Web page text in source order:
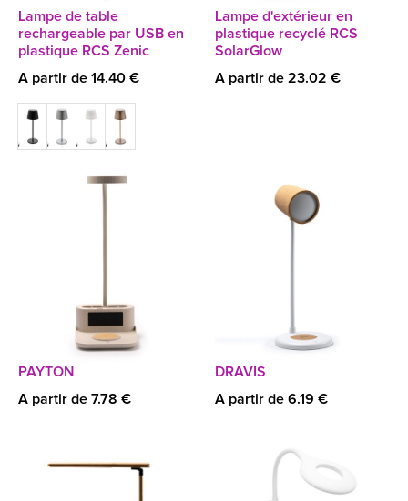
Lampe de table
rechargeable par USB en
plastique RCS Zenic
A partir de 14.40 €
Lampe d'extérieur en
plastique recyclé RCS
SolarGlow
A partir de 23.02 €
PAYTON
A partir de 7.78 €
DRAVIS
A partir de 6.19 €